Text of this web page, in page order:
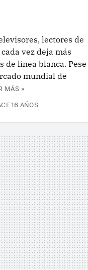
lectores de
vez deja más
de línea blanca. Pese
mundial de
MÁS »
16 AÑOS